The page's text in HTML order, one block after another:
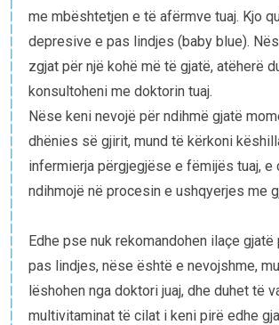
me mbështetjen e të afërmve tuaj. Kjo
depresive e pas lindjes (baby blue).
zgjat për një kohë më të gjatë, atëherë
konsultoheni me doktorin tuaj.
Nëse keni nevojë për ndihmë gjatë
dhënies së gjirit, mund të kërkoni
infermierja përgjegjëse e fëmijës tuaj, e
ndihmojë në procesin e ushqyerjes me
Edhe pse nuk rekomandohen ilaçe
pas lindjes, nëse është e nevojshme,
lëshohen nga doktori juaj, dhe duhet të
multivitaminat të cilat i keni pirë edhe